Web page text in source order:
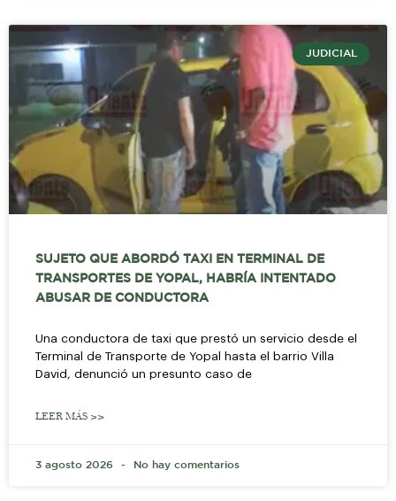
JUDICIAL
SUJETO QUE ABORDÓ TAXI EN TERMINAL DE
TRANSPORTES DE YOPAL, HABRÍA INTENTADO
ABUSAR DE CONDUCTORA
Una conductora de taxi que prestó un servicio desde el
Terminal de Transporte de Yopal hasta el barrio Villa
David, denunció un presunto caso de
LEER MÁS >>
3 agosto 2026 No hay comentarios